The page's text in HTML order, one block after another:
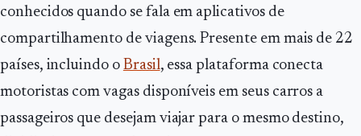
conhecidos quando se fala em aplicativos de
compartilhamento de viagens. Presente em mais de 22
países, incluindo o Brasil, essa plataforma conecta
motoristas com vagas disponíveis em seus carros a
passageiros que desejam viajar para o mesmo destino,